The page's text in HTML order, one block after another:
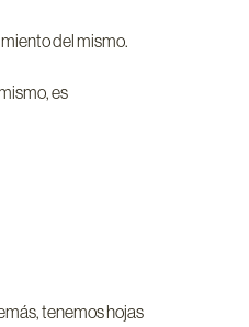
del mismo.
es
tenemos hojas